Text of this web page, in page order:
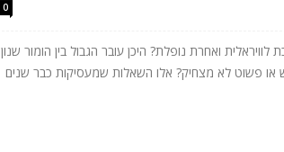
0
ואחרת נופלת? היכן עובר הגבול בין הומור שנון
או פשוט לא מצחיק? אלו השאלות שמעסיקות כבר שנים